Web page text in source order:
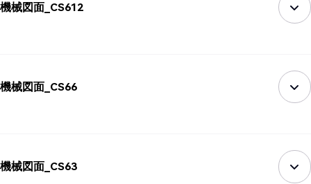
機械図面_CS612
機械図面_CS66
機械図面_CS63